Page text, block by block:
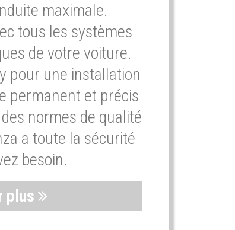
maximale.
tous les systèmes
de votre voiture.
pour une installation
permanent et précis
normes de qualité
a toute la sécurité
besoin.
plus